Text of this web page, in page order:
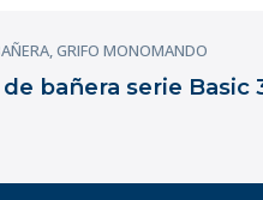
,GRIFO MONOMANDO
bañera serie Basic